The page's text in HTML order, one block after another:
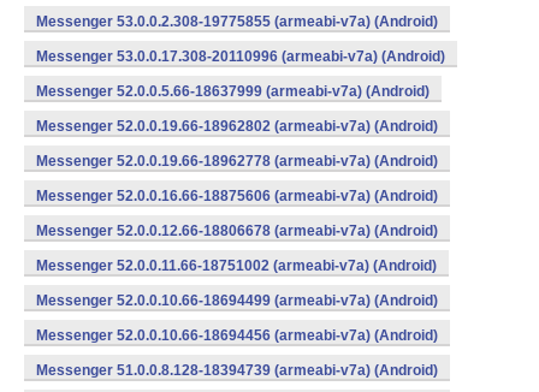
Messenger 53.0.0.2.308-19775855 (armeabi-v7a) (Android)
Messenger 53.0.0.17.308-20110996 (armeabi-v7a) (Android)
Messenger 52.0.0.5.66-18637999 (armeabi-v7a) (Android)
Messenger 52.0.0.19.66-18962802 (armeabi-v7a) (Android)
Messenger 52.0.0.19.66-18962778 (armeabi-v7a) (Android)
Messenger 52.0.0.16.66-18875606 (armeabi-v7a) (Android)
Messenger 52.0.0.12.66-18806678 (armeabi-v7a) (Android)
Messenger 52.0.0.11.66-18751002 (armeabi-v7a) (Android)
Messenger 52.0.0.10.66-18694499 (armeabi-v7a) (Android)
Messenger 52.0.0.10.66-18694456 (armeabi-v7a) (Android)
Messenger 51.0.0.8.128-18394739 (armeabi-v7a) (Android)